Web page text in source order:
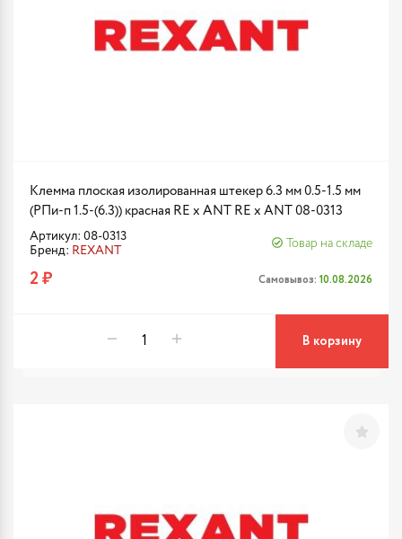
Клемма плоская изолированная штекер 6.3 мм 0.5-1.5 мм
(РПи-п 1.5-(6.3)) красная RE x ANT RE x ANT 08-0313
Артикул: 08-0313
Бренд: REXANT
Товар на складе
2 ₽ Самовывоз: 10.08.2026
В корзину